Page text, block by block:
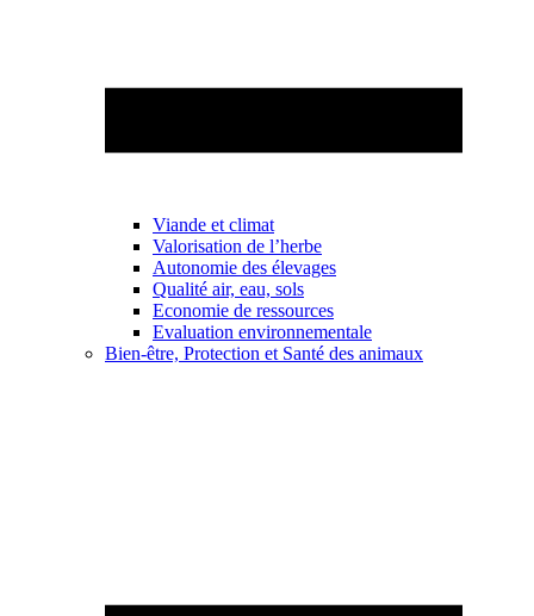
Viande et climat
Valorisation de l’herbe
Autonomie des élevages
Qualité air, eau, sols
Economie de ressources
Evaluation environnementale
Bien-être, Protection et Santé des animaux